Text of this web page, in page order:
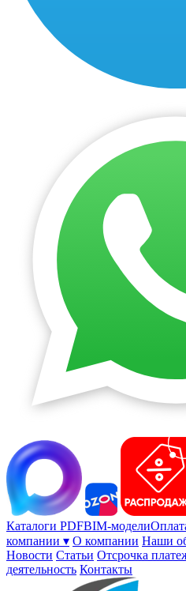
Каталоги PDFBIM-модели
компании ▾ О компании Наши
Новости Статьи Отсрочка
деятельность Контакты